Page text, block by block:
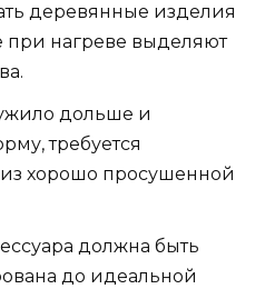
деревянные изделия
при нагреве выделяют
дольше и
требуется
из хорошо просушенной
должна быть
до идеальной